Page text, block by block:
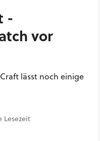
-
vor
lässt noch einige
Lesezeit